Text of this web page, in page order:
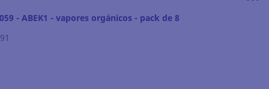
- ABEK1 - vapores orgánicos - pack de 8